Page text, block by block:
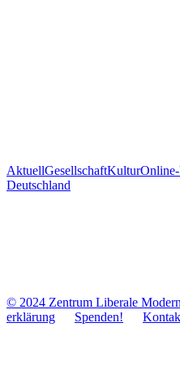
AktuellGesellschaftKultur
Deutschland
© 2024 Zentrum Libe­rale
er­klä­rung
Spenden!